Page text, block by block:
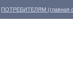
ПОТРЕБИТЕЛЯМ (главная